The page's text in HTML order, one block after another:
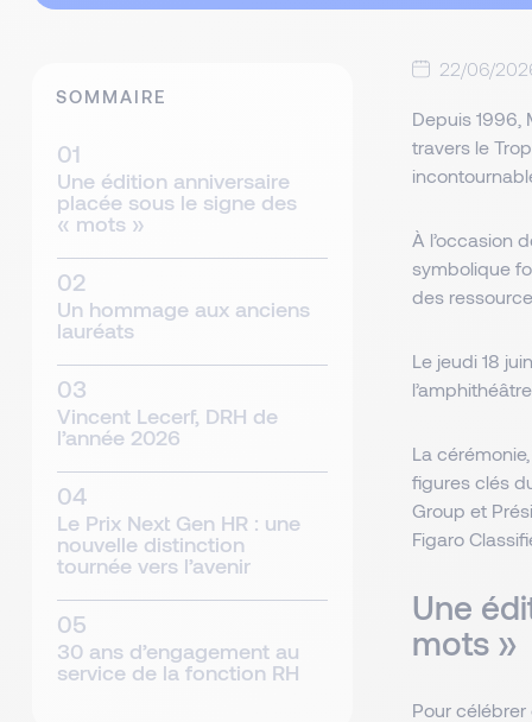
22/06/
Depuis 1996,
travers le
À l’occasion
symbolique
des
Le jeudi 18
La
figures clés
Group et
Figaro
Une
mots »
Pour célébrer
SOMMAIRE
Une édition anniversaire
placée sous le signe des
« mots »
Un hommage aux anciens
lauréats
Vincent Lecerf, DRH de
l’année 2026
Le Prix Next Gen HR : une
nouvelle distinction
tournée vers l’avenir
30 ans d’engagement au
service de la fonction RH